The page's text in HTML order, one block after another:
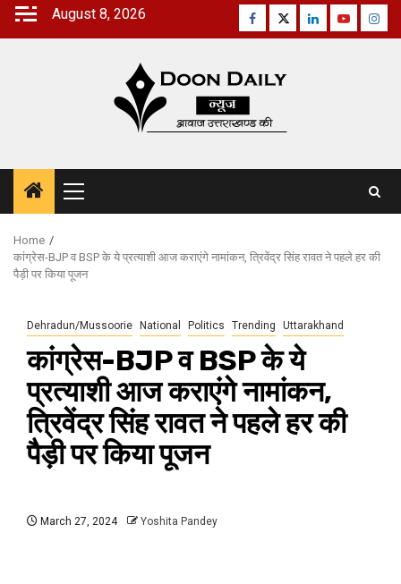
Skip
August 8, 2026 Facebook
TwitterLinkedinYoutube
Primary
Menu
Home
कांग्रेस-BJP व BSP के ये प्रत्याशी आज कराएंगे नामांकन, त्रिवेंद्र सिंह रावत ने पहले हर की
पैड़ी पर किया पूजन
Dehradun/Mussoorie National Politics Trending Uttarakhand
कांग्रेस-BJP व BSP के ये
प्रत्याशी आज कराएंगे नामांकन,
त्रिवेंद्र सिंह रावत ने पहले हर की
पैड़ी पर किया पूजन
March 27, 2024 Yoshita Pandey